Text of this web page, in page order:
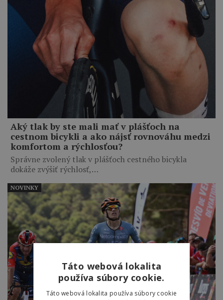
Aký tlak by ste mali mať v plášťoch na
cestnom bicykli a ako nájsť rovnováhu medzi
komfortom a rýchlosťou?
Správne zvolený tlak v plášťoch cestného bicykla
dokáže zvýšiť rýchlosť,…
NOVINKY
Táto webová lokalita
používa súbory cookie.
Táto webová lokalita používa súbory cookie